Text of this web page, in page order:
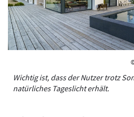
Wichtig ist, dass der Nutzer trotz
natürliches Tageslicht erhält.